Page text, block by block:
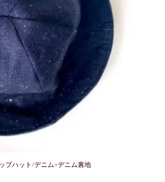
プハット/デニム×デニム裏地